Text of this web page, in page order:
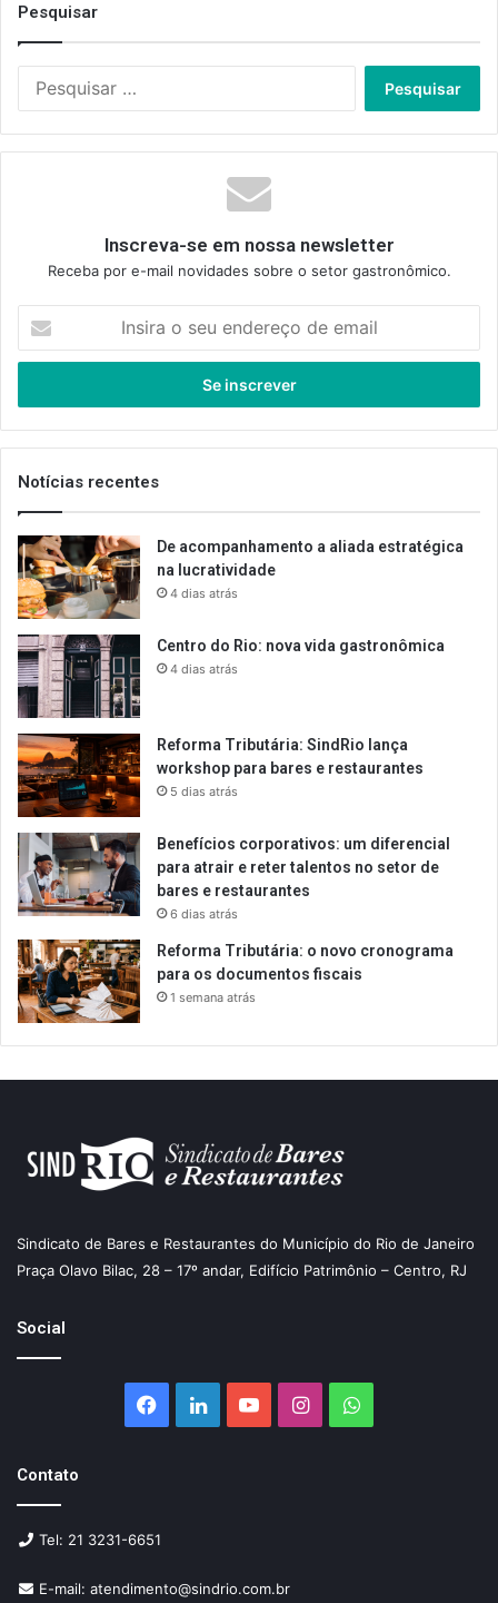
Pesquisar
Inscreva-se em nossa newsletter
Receba por e-mail novidades sobre o setor gastronômico.
seu
de
email
Notícias recentes
De acompanhamento a aliada estratégica
na lucratividade
4 dias atrás
Centro do Rio: nova vida gastronômica
4 dias atrás
Reforma Tributária: SindRio lança
workshop para bares e restaurantes
5 dias atrás
Benefícios corporativos: um diferencial
para atrair e reter talentos no setor de
bares e restaurantes
6 dias atrás
Reforma Tributária: o novo cronograma
para os documentos fiscais
1 semana atrás
Sindicato de Bares e Restaurantes do Município do Rio de Janeiro
Praça Olavo Bilac, 28 – 17º andar, Edifício Patrimônio – Centro, RJ
Social
Facebook
LinkedinYouTubeInstagramWhatsApp
Contato
Tel: 21 3231-6651
E-mail: atendimento@sindrio.com.br